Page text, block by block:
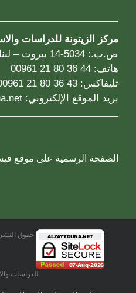
مركز الزيتونة للدراسات
ص.ب.: 5034-14 بيروت – لبنان
هاتف: 44 36 80 21 00961
تليفاكس: 43 36 80 21 00961
بريد الموقع الإلكتروني:
الصفحة الرسمية على موقع
للدراسات